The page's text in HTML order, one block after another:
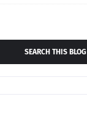
SEARCH THIS BLOG